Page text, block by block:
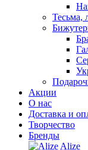
Тесьма,
Акции
О нас
Доставка и
Творчество
Бренды
Alize